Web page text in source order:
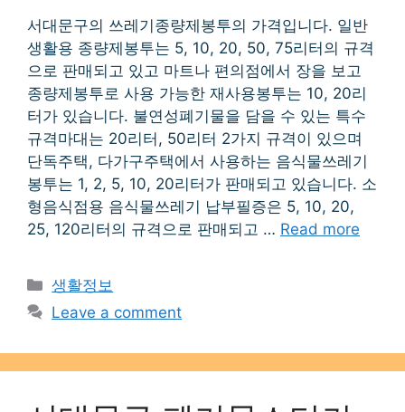
서대문구의 쓰레기종량제봉투의 가격입니다. 일반
생활용 종량제봉투는 5, 10, 20, 50, 75리터의 규격
으로 판매되고 있고 마트나 편의점에서 장을 보고
종량제봉투로 사용 가능한 재사용봉투는 10, 20리
터가 있습니다. 불연성폐기물을 담을 수 있는 특수
규격마대는 20리터, 50리터 2가지 규격이 있으며
단독주택, 다가구주택에서 사용하는 음식물쓰레기
봉투는 1, 2, 5, 10, 20리터가 판매되고 있습니다. 소
형음식점용 음식물쓰레기 납부필증은 5, 10, 20,
25, 120리터의 규격으로 판매되고 … Read more
Categories
생활정보
Leave a comment